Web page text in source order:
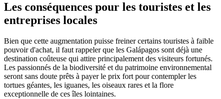
Les conséquences pour les touristes et les
entreprises locales
Bien que cette augmentation puisse freiner certains touristes à faible
pouvoir d'achat, il faut rappeler que les Galápagos sont déjà une
destination coûteuse qui attire principalement des visiteurs fortunés.
Les passionnés de la biodiversité et du patrimoine environnemental
seront sans doute prêts à payer le prix fort pour contempler les
tortues géantes, les iguanes, les oiseaux rares et la flore
exceptionnelle de ces îles lointaines.